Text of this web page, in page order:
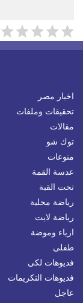
اخبار مصر
تحقيقات وملفات
مقالات
توك شو
منوعات
عدسة القمة
تحت القبة
رياضة محلية
رياضة لايت
ازياء وموضة
طفلى
فديوهات لكى
فديوهات التكريمات
عاجل